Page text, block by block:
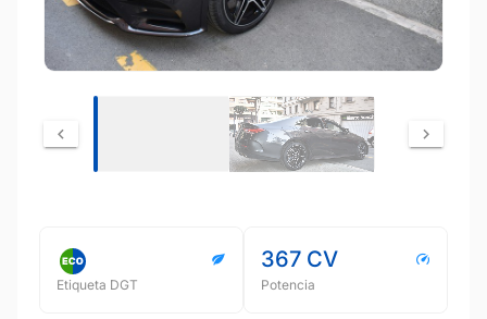
Etiqueta DGT
367 CV
Potencia